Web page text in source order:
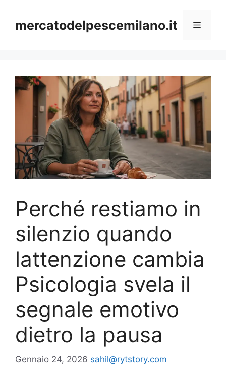
contenuto
mercatodelpescemilano.it Menu
Perché restiamo in
silenzio quando
lattenzione cambia
Psicologia svela il
segnale emotivo
dietro la pausa
Gennaio 24, 2026 sahil@rytstory.com